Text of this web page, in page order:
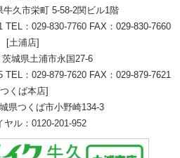
牛久市栄町 5-58-2関ビル1階
TEL： 029-830-7760FAX：029-830-7660
[土浦店]
城県土浦市永国27-6
TEL： 029-879-7620FAX：029-879-7621
くば本店]
県つくば市小野崎134-3
ヤル： 0120-201-952